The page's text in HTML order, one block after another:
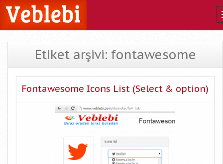
Etiket arşivi: fontawesome
Fontawesome Icons List (Select & option)